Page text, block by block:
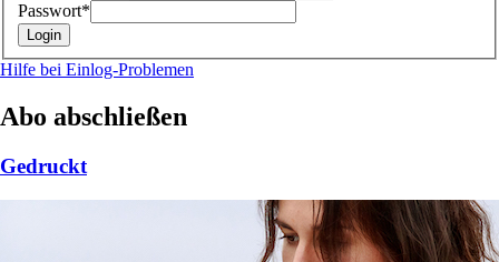
Passwort*
Hilfe bei Einlog-Problemen
Abo abschließen
Gedruckt